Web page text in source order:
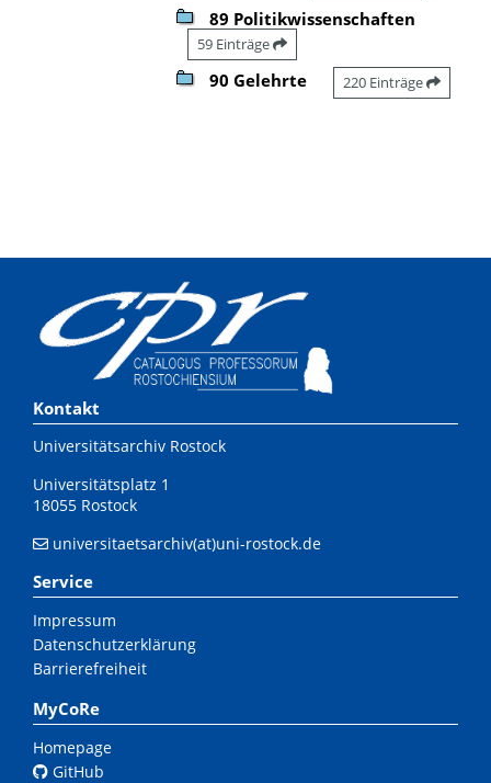
89 Politikwissenschaften
59 Einträge
90 Gelehrte 220 Einträge
Kontakt
Universitätsarchiv Rostock
Universitätsplatz 1
18055 Rostock
universitaetsarchiv(at)uni-rostock.de
Service
Impressum
Datenschutzerklärung
Barrierefreiheit
MyCoRe
Homepage
GitHub